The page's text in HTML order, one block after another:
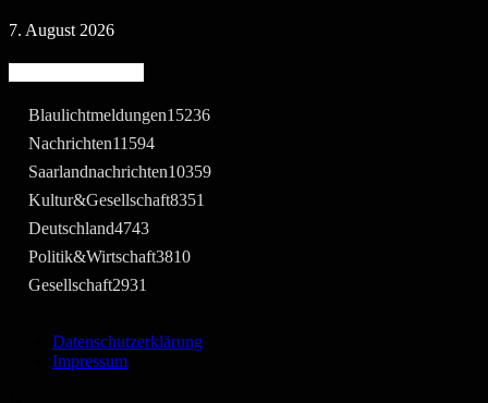
7. August 2026
Blaulichtmeldungen15236
Nachrichten11594
Saarlandnachrichten10359
Kultur&Gesellschaft8351
Deutschland4743
Politik&Wirtschaft3810
Gesellschaft2931
Datenschutzerklärung
Impressum